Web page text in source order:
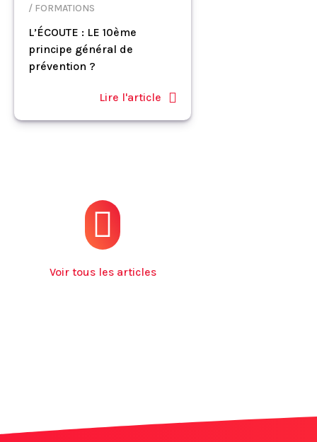
/ FORMATIONS
L’ÉCOUTE : LE 10ème
principe général de
prévention ?
Lire l'article
Voir tous les articles